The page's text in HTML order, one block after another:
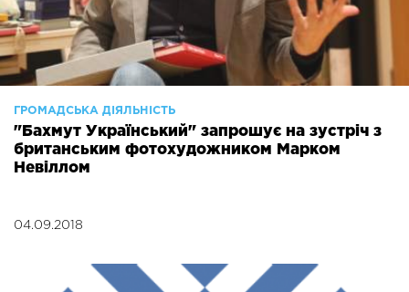
ГРОМАДСЬКА ДІЯЛЬНІСТЬ
"Бахмут Український" запрошує на зустріч з
британським фотохудожником Марком
Невіллом
04.09.2018